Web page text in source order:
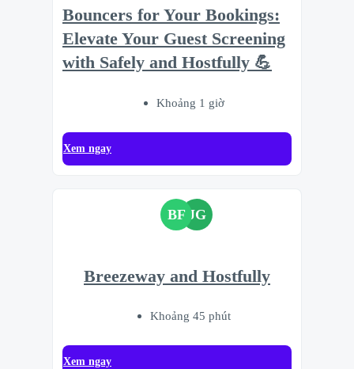
Bouncers for Your Bookings:
Elevate Your Guest Screening
with Safely and Hostfully 💪
Khoảng 1 giờ
Xem ngay
BF JG
Breezeway and Hostfully
Khoảng 45 phút
Xem ngay